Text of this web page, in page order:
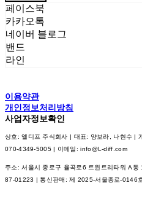
페이스북
카카오톡
네이버 블로그
밴드
라인
이용약관
개인정보처리방침
사업자정보확인
상호: 엘디프 주식회사 | 대표: 양보라, 나현수 |
070-4349-5005 | 이메일: info@L-diff.com
주소: 서울시 종로구 율곡로6 트윈트리타워 A
87-01223 | 통신판매:제 2025-서울종로-0146